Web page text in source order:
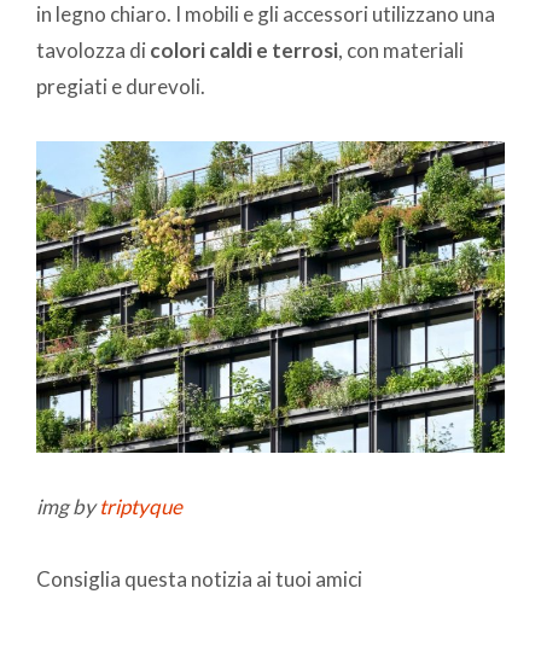
in legno chiaro. I mobili e gli accessori utilizzano una
tavolozza di colori caldi e terrosi, con materiali
pregiati e durevoli.
img bytriptyque
Consiglia questa notizia ai tuoi amici